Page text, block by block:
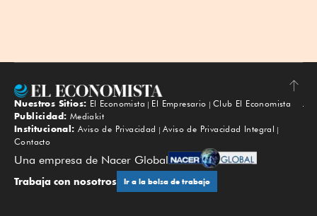
Subir
Nuestros Sitios: El Economista El Empresario
Club El Economista
Publicidad: Mediakit
Institucional: Aviso de Privacidad
Aviso de Privacidad Integral
Contacto
Una empresa de Nacer Global
Trabaja con nosotros Ir a la bolsa de trabajo